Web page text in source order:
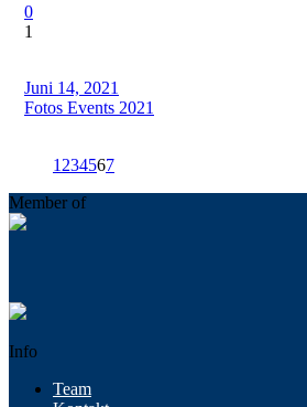
0
1
Juni 14, 2021
Fotos Events 2021
1 234567
Member of
Info
Team